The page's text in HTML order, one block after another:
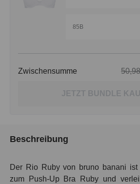
85B
Zwischensumme
JETZT BUNDLE
Beschreibung
Der Rio Ruby von bruno banani ist
zum Push-Up Bra Ruby und